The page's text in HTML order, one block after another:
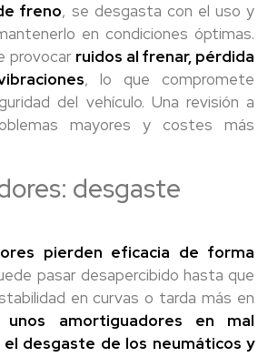
freno, se desgasta con el uso y
en condiciones óptimas.
provocar ruidos al frenar, pérdida
, lo que compromete
del vehículo. Una revisión a
mayores y costes más
desgaste
pierden eficacia de forma
pasar desapercibido hasta que
en curvas o tarda más en
unos amortiguadores en mal
desgaste de los neumáticos y